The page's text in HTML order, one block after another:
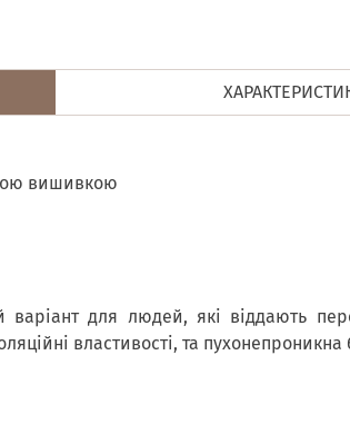
вишивкою
для людей, які віддають
властивості, та